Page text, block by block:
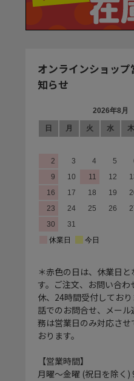
オンラインショップ
知らせ
＊赤色の日は、休業日と
す。ご注文、お問い合わ
休、24時間受付してお
話でのお問合せ、メール
務は営業日のみ対応させ
おります。
【営業時間】
月曜～金曜 (祝日を除く)